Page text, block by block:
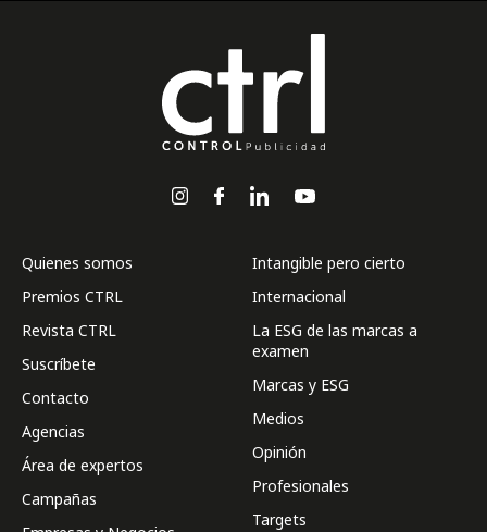
Quienes somos
Premios CTRL
Revista CTRL
Suscríbete
Contacto
Agencias
Área de expertos
Campañas
Intangible pero cierto
Internacional
La ESG de las marcas a
examen
Marcas y ESG
Medios
Opinión
Profesionales
Targets